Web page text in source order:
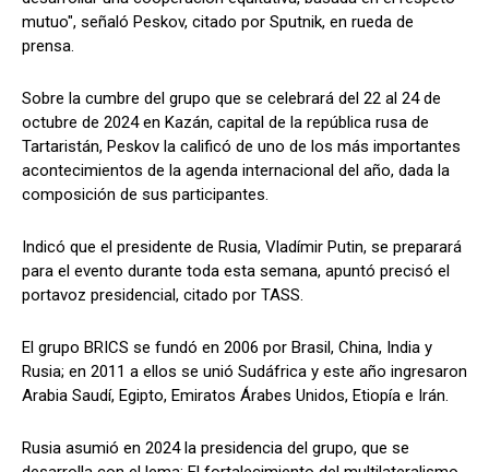
mutuo", señaló Peskov, citado por Sputnik, en rueda de
prensa.
Sobre la cumbre del grupo que se celebrará del 22 al 24 de
octubre de 2024 en Kazán, capital de la república rusa de
Tartaristán, Peskov la calificó de uno de los más importantes
acontecimientos de la agenda internacional del año, dada la
composición de sus participantes.
Indicó que el presidente de Rusia, Vladímir Putin, se preparará
para el evento durante toda esta semana, apuntó precisó el
portavoz presidencial, citado por TASS.
El grupo BRICS se fundó en 2006 por Brasil, China, India y
Rusia; en 2011 a ellos se unió Sudáfrica y este año ingresaron
Arabia Saudí, Egipto, Emiratos Árabes Unidos, Etiopía e Irán.
Rusia asumió en 2024 la presidencia del grupo, que se